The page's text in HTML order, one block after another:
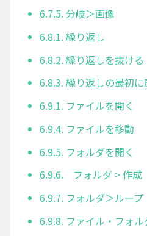
6.7.5. 分岐＞画像
6.8.1. 繰り返し
6.8.2. 繰り返しを抜ける
6.8.3. 繰り返しの最初に
6.9.1. ファイルを開く
6.9.4. ファイルを移動
6.9.5. フォルダを開く
6.9.6. フォルダ > 作成
6.9.7. フォルダ＞ループ
6.9.8. ファイル・フォ